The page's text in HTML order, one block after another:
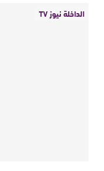
الداخلة نيوز TV